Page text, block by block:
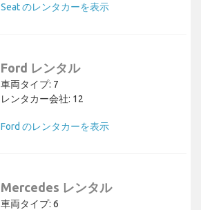
Seat のレンタカーを表示
Ford レンタル
車両タイプ: 7
レンタカー会社: 12
Ford のレンタカーを表示
Mercedes レンタル
車両タイプ: 6